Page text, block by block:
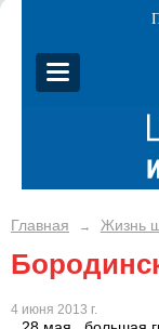
Главная → Жизнь
4 июня 2013 г.